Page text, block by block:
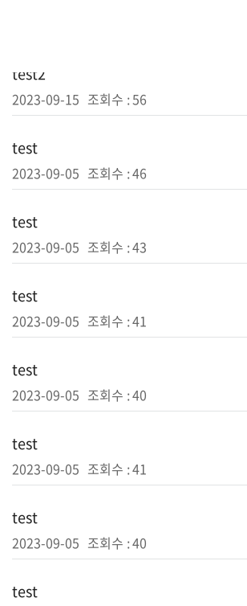
test2
2023-09-15 조회수 :56
test
2023-09-05 조회수 :46
test
2023-09-05 조회수 :43
test
2023-09-05 조회수 :41
test
2023-09-05 조회수 :40
test
2023-09-05 조회수 :41
test
2023-09-05 조회수 :40
test